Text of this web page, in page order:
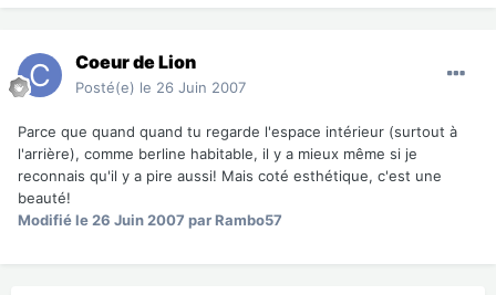
Coeur de Lion
Posté(e) le 26 Juin 2007
Parce que quand quand tu regarde l'espace intérieur (surtout à
l'arrière), comme berline habitable, il y a mieux même si je
reconnais qu'il y a pire aussi! Mais coté esthétique, c'est une
beauté!
Modifiéle 26 Juin 2007 par Rambo57